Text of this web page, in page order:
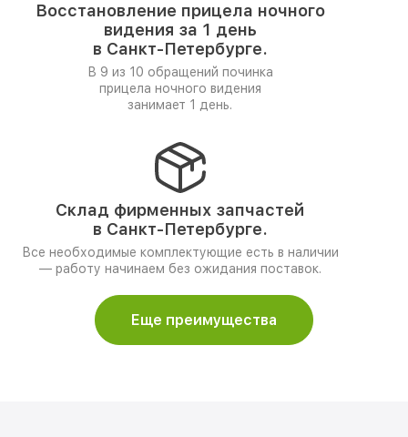
Восстановление прицела ночного
видения за 1 день
в Санкт-Петербурге.
В 9 из 10 обращений починка
прицела ночного видения
занимает 1 день.
Склад фирменных запчастей
в Санкт-Петербурге.
Все необходимые комплектующие есть в наличии
— работу начинаем без ожидания поставок.
Еще преимущества